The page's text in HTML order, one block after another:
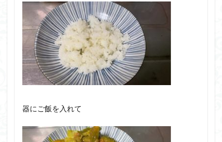
器にご飯を入れて